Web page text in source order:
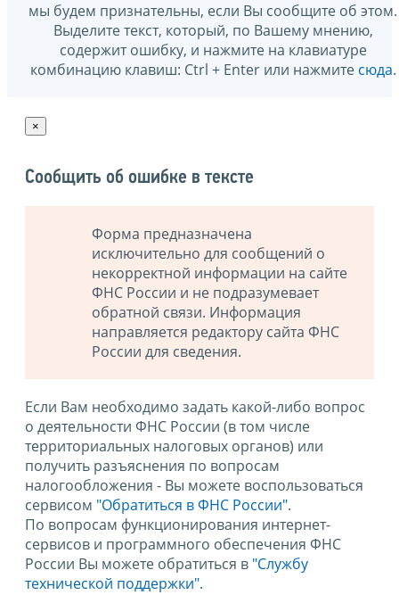
мы будем признательны, если Вы сообщите об этом.
Выделите текст, который, по Вашему мнению,
содержит ошибку, и нажмите на клавиатуре
комбинацию клавиш: Ctrl + Enter или нажмите сюда.
×
Сообщить об ошибке в тексте
Форма предназначена
исключительно для сообщений о
некорректной информации на сайте
ФНС России и не подразумевает
обратной связи. Информация
направляется редактору сайта ФНС
России для сведения.
Если Вам необходимо задать какой-либо вопрос
о деятельности ФНС России (в том числе
территориальных налоговых органов) или
получить разъяснения по вопросам
налогообложения - Вы можете воспользоваться
сервисом "Обратиться в ФНС России".
По вопросам функционирования интернет-
сервисов и программного обеспечения ФНС
России Вы можете обратиться в "Службу
технической поддержки".